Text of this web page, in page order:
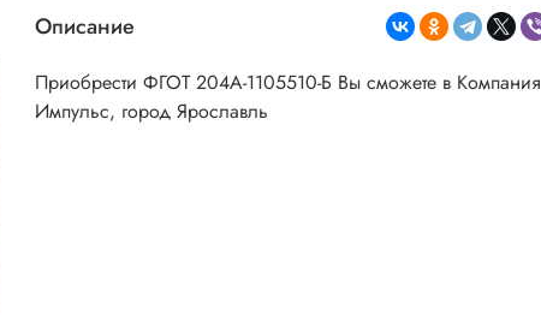
Описание
Приобрести ФГОТ 204А-1105510-Б Вы сможете в Компания
Импульс, город Ярославль